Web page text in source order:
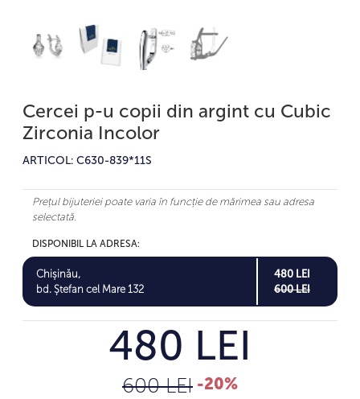
Cercei p-u copii din argint cu Cubic
Zirconia Incolor
ARTICOL: C630-839*11S
Prețul bijuteriei poate varia în funcție de mărimea sau adresa
selectată.
DISPONIBIL LA ADRESA:
Chișinău,
bd. Ștefan cel Mare 132
480 LEI
600 LEI
480 LEI
600 LEI -20%